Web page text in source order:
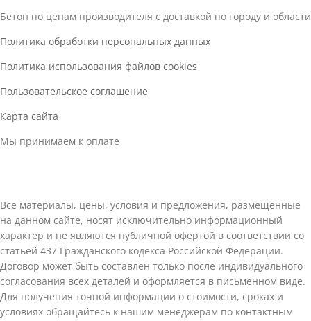
Бетон по ценам производителя с доставкой по городу и области
Политика обработки персональных данных
Политика использования файлов cookies
Пользовательское соглашение
Карта сайта
Мы принимаем к оплате
Все материалы, цены, условия и предложения, размещенные
на данном сайте, носят исключительно информационный
характер и не являются публичной офертой в соответствии со
статьей 437 Гражданского кодекса Российской Федерации.
Договор может быть составлен только после индивидуального
согласования всех деталей и оформляется в письменном виде.
Для получения точной информации о стоимости, сроках и
условиях обращайтесь к нашим менеджерам по контактным